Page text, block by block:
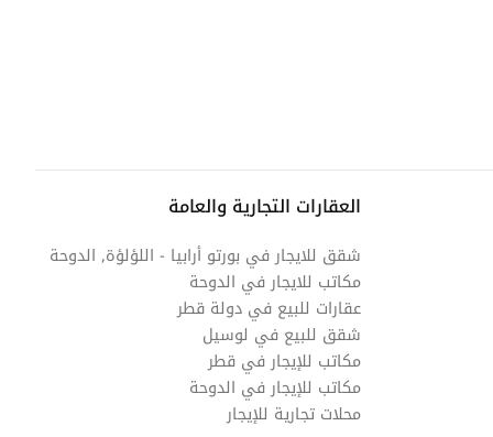
العقارات التجارية والعامة
شقق للايجار في بورتو أرابيا - اللؤلؤة, الدوحة
مكاتب للايجار في الدوحة
عقارات للبيع في دولة قطر
شقق للبيع في لوسيل
مكاتب للإيجار في قطر
مكاتب للإيجار في الدوحة
محلات تجارية للإيجار